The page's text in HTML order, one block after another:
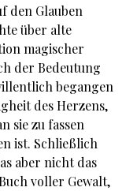
den Glauben
über alte
magischer
der Bedeutung
begangen
des Herzens,
sie zu fassen
ist. Schließlich
aber nicht das
voller Gewalt,